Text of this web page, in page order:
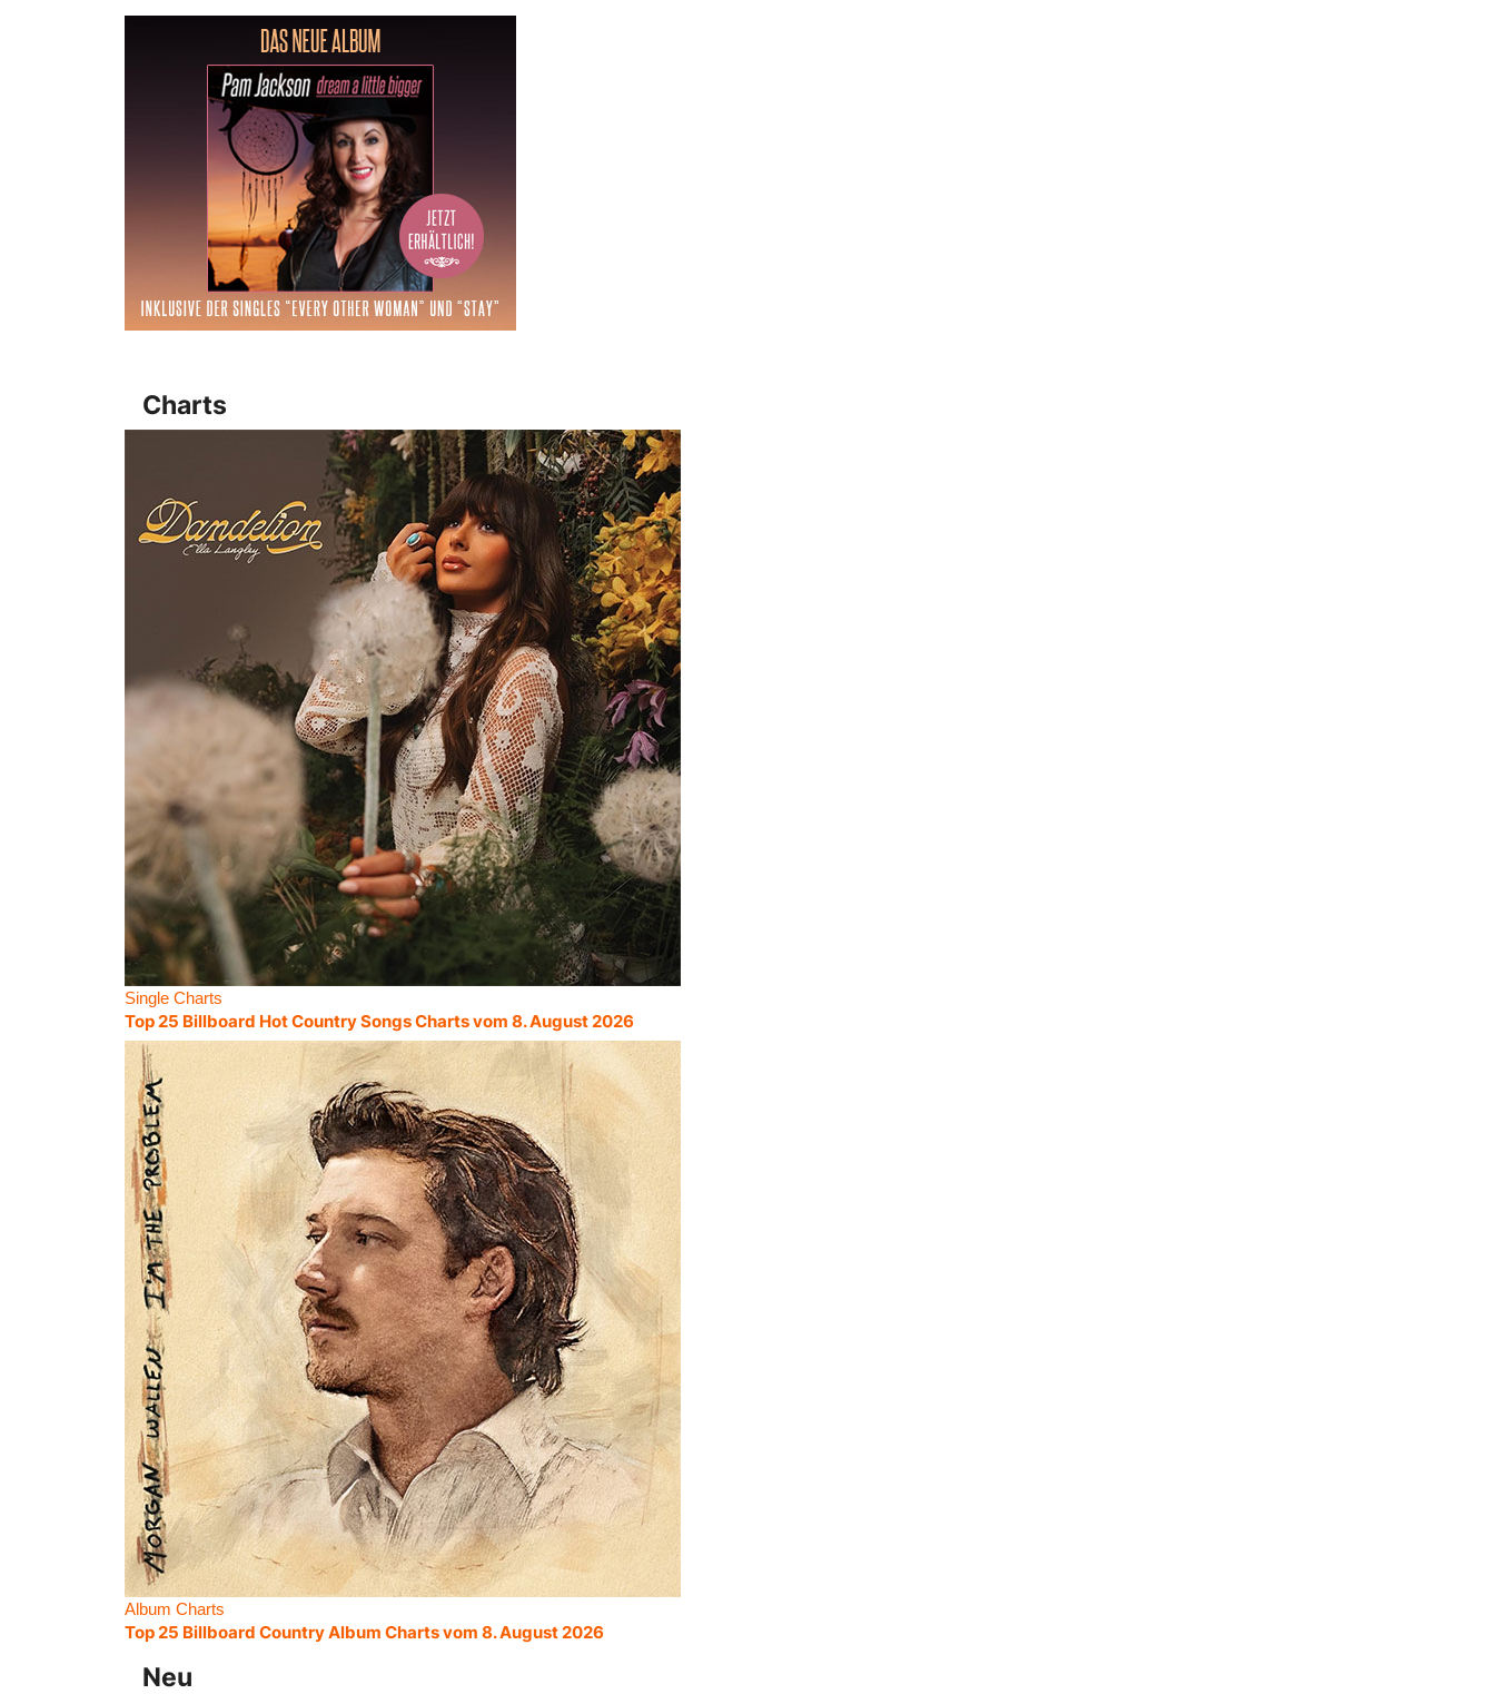
Charts
Single Charts
Top 25 Billboard Hot Country Songs Charts vom 8. August 2026
Album Charts
Top 25 Billboard Country Album Charts vom 8. August 2026
Neu